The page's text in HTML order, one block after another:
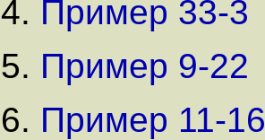
Пример 33-3
Пример 9-22
Пример 11-16